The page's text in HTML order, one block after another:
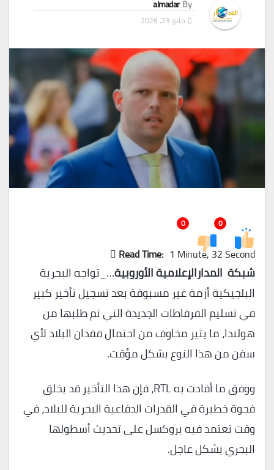
By
almadar
مايو 23, 2026
0
0
Read Time: 1 Minute, 32 Second
شبكة المدارالإعلامية الأوروبية…_تواجه البحرية
البلجيكية أزمة غير مسبوقة بعد تسجيل تأخير كبير
في تسليم الفرقاطات الجديدة التي تم طلبها من
هولندا، ما يثير مخاوف من احتمال فقدان البلاد لأي
سفن من هذا النوع بشكل مؤقت.
ووفق ما أفادت به RTL، فإن هذا التأخير قد يخلق
فجوة خطيرة في القدرات الدفاعية البحرية للبلاد، في
وقت تعتمد فيه بروكسل على تحديث أسطولها
البحري بشكل عاجل.